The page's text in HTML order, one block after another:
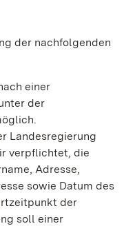
der nachfolgenden
einer
der
Landesregierung
verpflichtet, die
Adresse,
sowie Datum des
der
soll einer